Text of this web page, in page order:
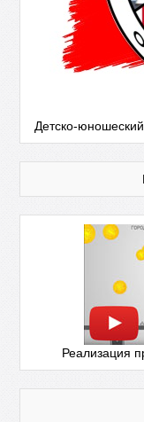
Детско-
Реализация